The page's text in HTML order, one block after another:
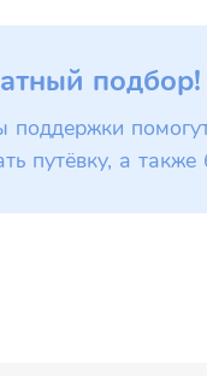
подбор!
поддержки
путёвку, а